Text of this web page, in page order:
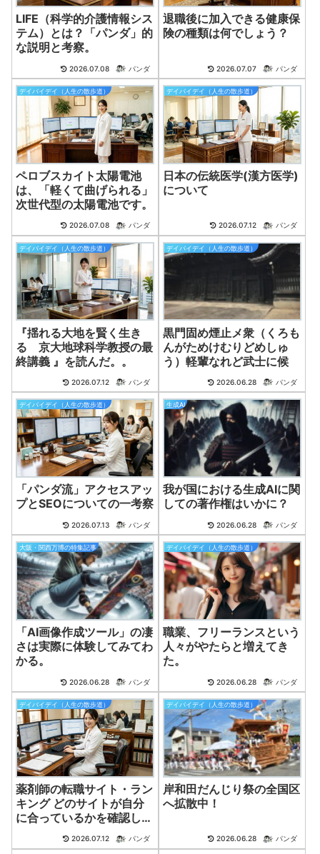
LIFE（科学的介護情報シス
テム）とは？「パンダ」的
な説明と考察。
2026.07.08 パンダ
退職後に加入できる健康保
険の種類は何でしょう？
2026.07.07 パンダ
デイバイデイ（人生の散歩道）
ペロブスカイト太陽電池
は、「軽くて曲げられる」
次世代型の太陽電池です。
2026.07.08 パンダ
デイバイデイ（人生の散歩道）
日本の伝統医学(漢方医学)
について
2026.07.12 パンダ
デイバイデイ（人生の散歩道）
『揺れる大地を賢く生き
る 京大地球科学教授の最
終講義 』を読んだ。。
2026.07.12 パンダ
デイバイデイ（人生の散歩道）
黒門固め煙止メ衆（くろも
んがためけむりどめしゅ
う）軽輩なれど武士に候
2026.06.28 パンダ
デイバイデイ（人生の散歩道）
「パンダ流」アクセスアッ
プとSEOについての一考察
2026.07.13 パンダ
生成AI
我が国における生成AIに関
しての著作権はいかに？
2026.06.28 パンダ
大阪・関西万博の特集記事
「AI画像作成ツール」の凄
さは実際に体験してみてわ
かる。
2026.06.28 パンダ
デイバイデイ（人生の散歩道）
職業、フリーランスという
人々がやたらと増えてき
た。
2026.06.28 パンダ
デイバイデイ（人生の散歩道）
薬剤師の転職サイト・ラン
キング どのサイトが自分
に合っているかを確認し、
複数のサイトに登録して比
較するのも良い方法です。
2026.07.12 パンダ
デイバイデイ（人生の散歩道）
岸和田だんじり祭の全国区
へ拡散中！
2026.06.28 パンダ